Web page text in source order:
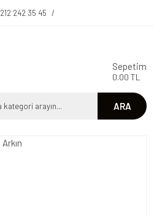
242 35 45 /
ARA
Sepetim
0.00 TL